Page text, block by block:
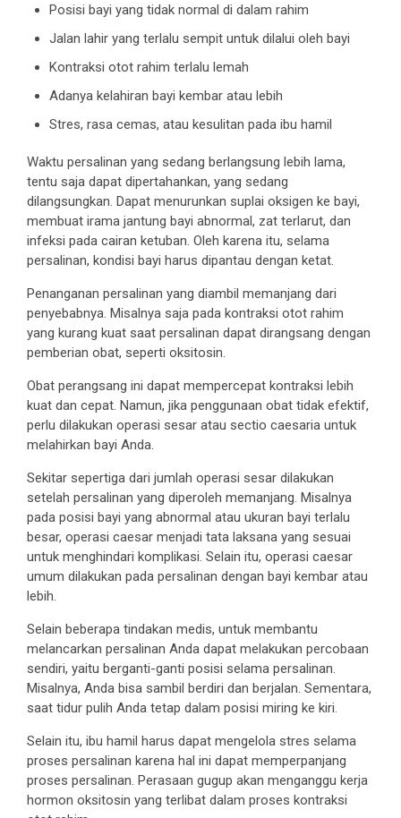
Posisi bayi yang tidak normal di dalam rahim
Jalan lahir yang terlalu sempit untuk dilalui oleh bayi
Kontraksi otot rahim terlalu lemah
Adanya kelahiran bayi kembar atau lebih
Stres, rasa cemas, atau kesulitan pada ibu hamil
Waktu persalinan yang sedang berlangsung lebih lama,
tentu saja dapat dipertahankan, yang sedang
dilangsungkan. Dapat menurunkan suplai oksigen ke bayi,
membuat irama jantung bayi abnormal, zat terlarut, dan
infeksi pada cairan ketuban. Oleh karena itu, selama
persalinan, kondisi bayi harus dipantau dengan ketat.
Penanganan persalinan yang diambil memanjang dari
penyebabnya. Misalnya saja pada kontraksi otot rahim
yang kurang kuat saat persalinan dapat dirangsang dengan
pemberian obat, seperti oksitosin.
Obat perangsang ini dapat mempercepat kontraksi lebih
kuat dan cepat. Namun, jika penggunaan obat tidak efektif,
perlu dilakukan operasi sesar atau sectio caesaria untuk
melahirkan bayi Anda.
Sekitar sepertiga dari jumlah operasi sesar dilakukan
setelah persalinan yang diperoleh memanjang. Misalnya
pada posisi bayi yang abnormal atau ukuran bayi terlalu
besar, operasi caesar menjadi tata laksana yang sesuai
untuk menghindari komplikasi. Selain itu, operasi caesar
umum dilakukan pada persalinan dengan bayi kembar atau
lebih.
Selain beberapa tindakan medis, untuk membantu
melancarkan persalinan Anda dapat melakukan percobaan
sendiri, yaitu berganti-ganti posisi selama persalinan.
Misalnya, Anda bisa sambil berdiri dan berjalan. Sementara,
saat tidur pulih Anda tetap dalam posisi miring ke kiri.
Selain itu, ibu hamil harus dapat mengelola stres selama
proses persalinan karena hal ini dapat memperpanjang
proses persalinan. Perasaan gugup akan menganggu kerja
hormon oksitosin yang terlibat dalam proses kontraksi